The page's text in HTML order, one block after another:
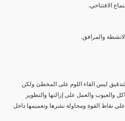
ليس القاء اللوم على المخطئ ولكن
والعمل على إزالتها والتطوير
نقاط القوة ومحاولة نشرها وتعميمها داخل